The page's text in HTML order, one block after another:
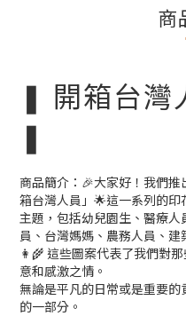
商
❚ 開箱台灣
❚
商品簡介：🎉大家好！我們
箱台灣人員」🌟這一系列的
主題，包括幼兒園生、醫療
員、台灣媽媽、農務人員、建
👩‍🌾 這些圖案代表了我們對
意和感激之情。
無論是平凡的日常或是重要
的一部分。